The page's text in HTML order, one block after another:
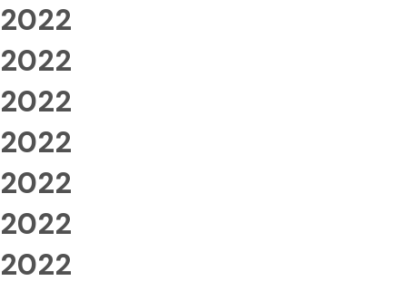
2022
2022
2022
2022
2022
2022
2022